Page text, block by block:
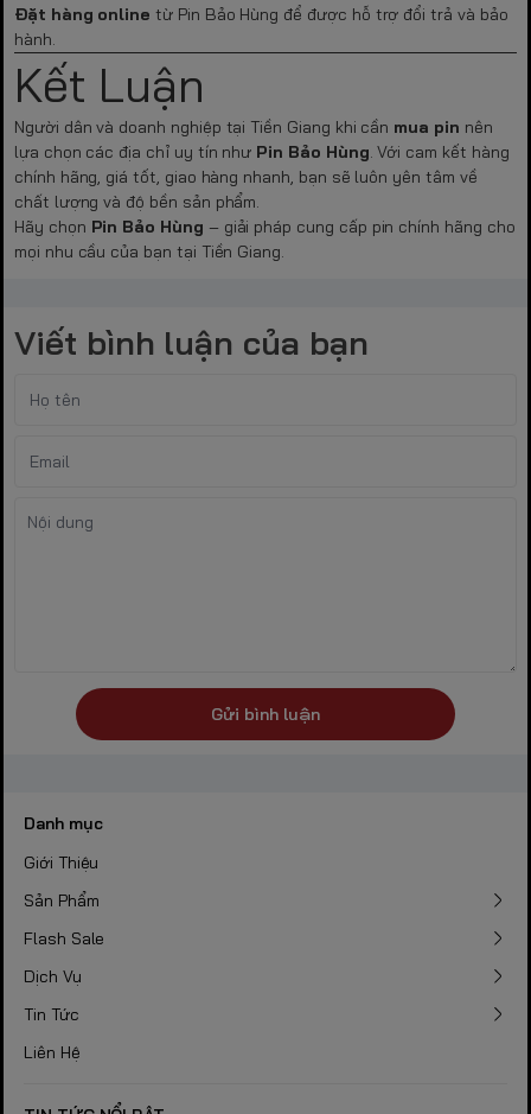
Đặt hàng online từ Pin Bảo Hùng để được hỗ trợ đổi trả và bảo
hành.
Kết Luận
Người dân và doanh nghiệp tại Tiền Giang khi cần mua pin nên
lựa chọn các địa chỉ uy tín như Pin Bảo Hùng. Với cam kết hàng
chính hãng, giá tốt, giao hàng nhanh, bạn sẽ luôn yên tâm về
chất lượng và độ bền sản phẩm.
Hãy chọn Pin Bảo Hùng – giải pháp cung cấp pin chính hãng cho
mọi nhu cầu của bạn tại Tiền Giang.
Viết bình luận của bạn
Gửi bình luận
Danh mục
Giới Thiệu
Sản Phẩm
Flash Sale
Dịch Vụ
Tin Tức
Liên Hệ